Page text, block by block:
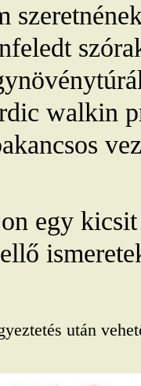
walkin
egy
után